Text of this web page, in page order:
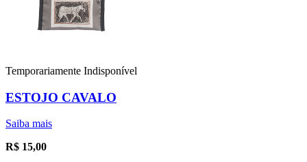
Temporariamente Indisponível
ESTOJO CAVALO
Saiba mais
R$ 15,00